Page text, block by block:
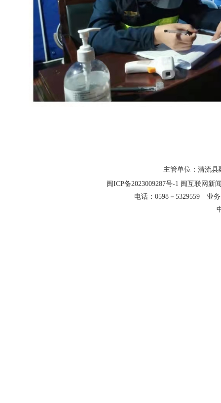
主管单位：清流县
闽ICP备2023009287号-1 闽互联网新
电话：0598－5329559 业